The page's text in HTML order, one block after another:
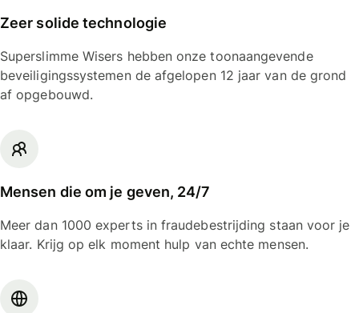
Zeer solide technologie
Superslimme Wisers hebben onze toonaangevende
beveiligingssystemen de afgelopen 12 jaar van de grond
af opgebouwd.
Mensen die om je geven, 24/7
Meer dan 1000 experts in fraudebestrijding staan voor je
klaar. Krijg op elk moment hulp van echte mensen.